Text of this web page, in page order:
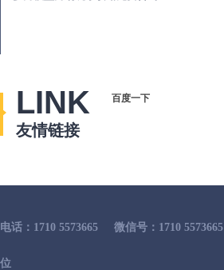
LINK
友情链接
百度一下
电话：1710 5573665 微信号：1710 5573665
位